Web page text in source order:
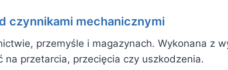
czynnikami mechanicznymi
przemyśle i magazynach. Wykonana z
na przetarcia, przecięcia czy uszkodzenia.